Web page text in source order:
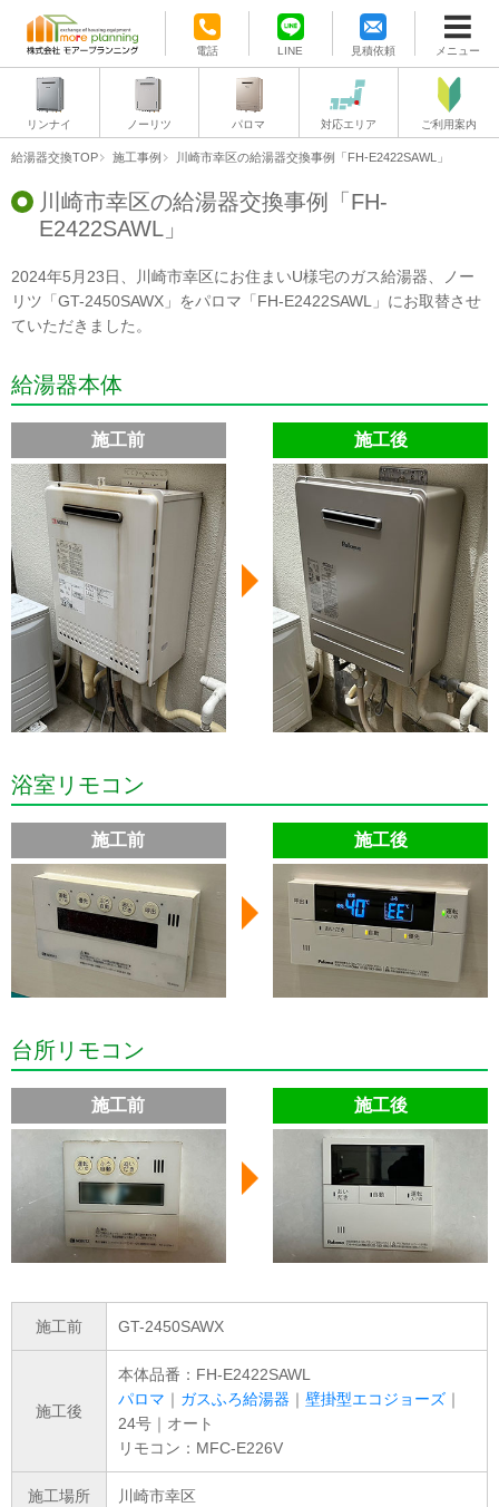
電話 LINE 見積依頼 メニュー
リンナイ ノーリツ パロマ 対応エリア ご利用案内
給湯器交換TOP 施工事例 川崎市幸区の給湯器交換事例「FH-E2422SAWL」
川崎市幸区の給湯器交換事例「FH-
E2422SAWL」
2024年5月23日、川崎市幸区にお住まいU様宅のガス給湯器、ノー
リツ「GT-2450SAWX」をパロマ「FH-E2422SAWL」にお取替させ
ていただきました。
給湯器本体
施工前 施工後
浴室リモコン
施工前 施工後
台所リモコン
施工前 施工後
施工前 GT-2450SAWX
施工後
本体品番：FH-E2422SAWL
パロマ ｜ ガスふろ給湯器 ｜ 壁掛型エコジョーズ ｜
24号｜オート
リモコン：MFC-E226V
施工場所 川崎市幸区